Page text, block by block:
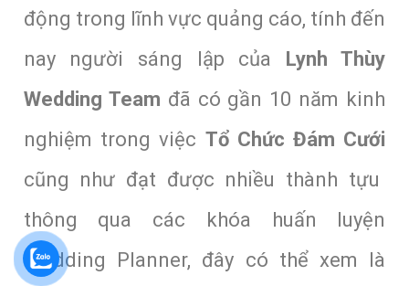
động trong lĩnh vực quảng cáo, tính đến
nay người sáng lập của Lynh Thùy
Wedding Team đã có gần 10 năm kinh
nghiệm trong việc Tổ Chức Đám Cưới
cũng như đạt được nhiều thành tựu
thông qua các khóa huấn luyện
Wedding Planner, đây có thể xem là